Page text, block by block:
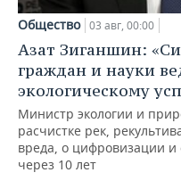
Общество 03 авг, 00:00
Азат Зиганшин:
граждан и науки
экологическому
Министр экологии и
расчистке рек,
вреда, о цифровизации и
через 10 лет